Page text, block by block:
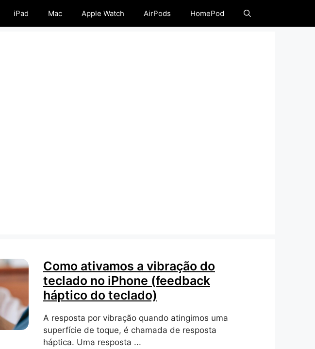
iPad Mac Apple Watch AirPods HomePod
Como ativamos a vibração do
teclado no iPhone (feedback
háptico do teclado)
A resposta por vibração quando atingimos uma
superfície de toque, é chamada de resposta
háptica. Uma resposta ...